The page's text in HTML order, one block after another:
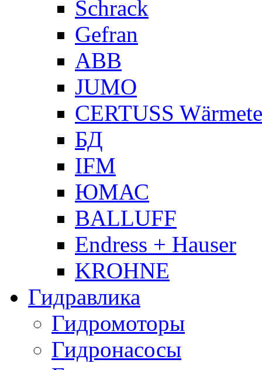
Schrack
Gefran
ABB
JUMO
CERTUSS
БД
IFM
ЮМАС
BALLUFF
Endress + Hauser
KROHNE
Гидравлика
Гидромоторы
Гидронасосы